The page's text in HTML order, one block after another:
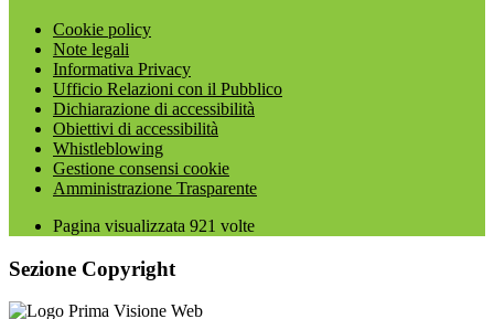
Cookie policy
Note legali
Informativa Privacy
Ufficio Relazioni con il Pubblico
Dichiarazione di accessibilità
Obiettivi di accessibilità
Whistleblowing
Gestione consensi cookie
Amministrazione Trasparente
Pagina visualizzata 921 volte
Sezione Copyright